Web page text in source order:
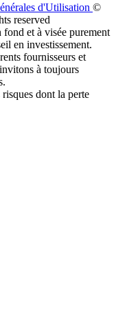
d'Utilisation ©
reserved
et à visée purement
en investissement.
fournisseurs et
à toujours
dont la perte